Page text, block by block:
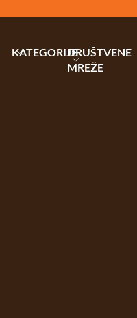
KATEGORIJEDRUŠTVENE
MREŽE